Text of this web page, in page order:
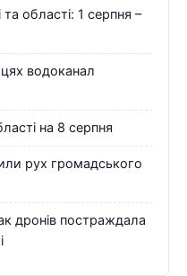
області: 1 серпня –
водоканал
на 8 серпня
рух громадського
дронів постраждала